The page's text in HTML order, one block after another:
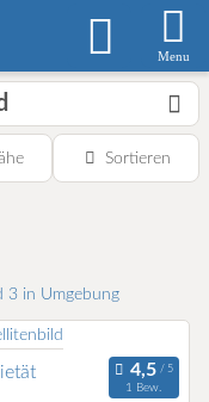
Menu
Sortieren
3 in Umgebung
1 Bew.